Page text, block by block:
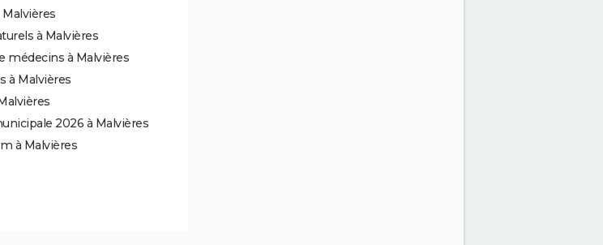
à Malvières
médecins à Malvières
à Malvières
2026 à Malvières
à Malvières